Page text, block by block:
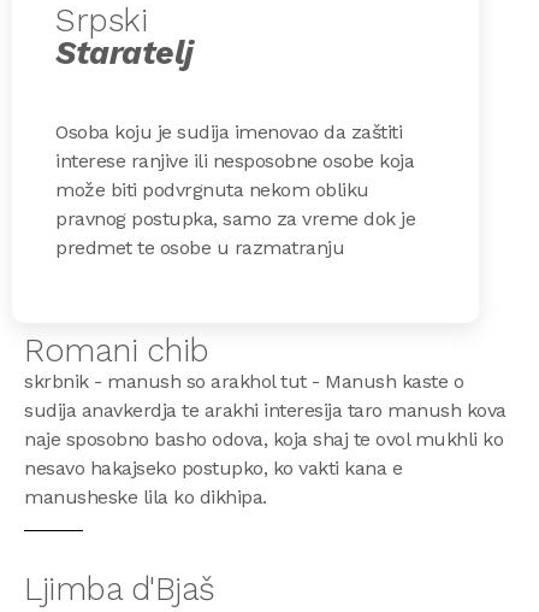
Srpski
Staratelj
Osoba koju je sudija imenovao da zaštiti
interese ranjive ili nesposobne osobe koja
može biti podvrgnuta nekom obliku
pravnog postupka, samo za vreme dok je
predmet te osobe u razmatranju
Romani chib
skrbnik - manush so arakhol tut - Manush kaste o
sudija anavkerdja te arakhi interesija taro manush kova
naje sposobno basho odova, koja shaj te ovol mukhli ko
nesavo hakajseko postupko, ko vakti kana e
manusheske lila ko dikhipa.
Ljimba d'Bjaš